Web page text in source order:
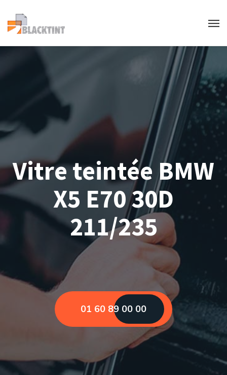
Vitre teintée BMW
X5 E70 30D
211/235
01 60 89 00 00